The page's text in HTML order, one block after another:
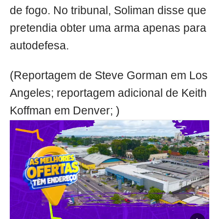
de fogo. No tribunal, Soliman disse que
pretendia obter uma arma apenas para
autodefesa.
(Reportagem de Steve Gorman em Los
Angeles; reportagem adicional de Keith
Koffman em Denver; )